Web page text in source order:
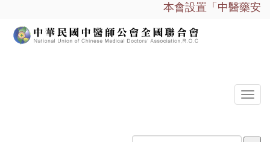
本會設置「中醫藥安
選